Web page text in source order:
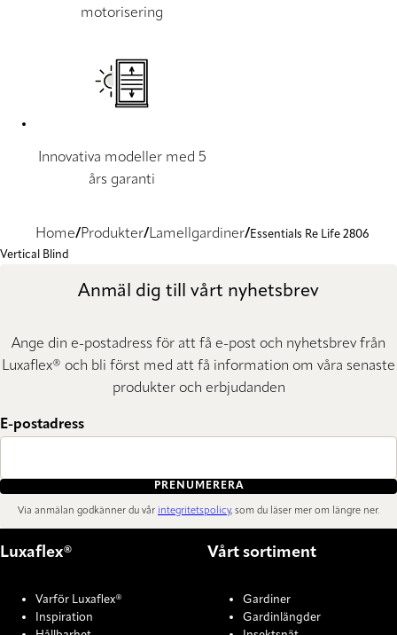
motorisering
Innovativa modeller med 5
års garanti
Home Produkter Lamellgardiner
Essentials Re Life 2806
Vertical Blind
Anmäl dig till vårt nyhetsbrev
Ange din e-postadress för att få e-post och nyhetsbrev från
Luxaflex® och bli först med att få information om våra senaste
produkter och erbjudanden
E-postadress
PRENUMERERA
Via anmälan godkänner du vår integritetspolicy, som du läser mer om längre ner.
Luxaflex®
Varför Luxaflex®
Inspiration
Vårt sortiment
Gardiner
Gardinlängder